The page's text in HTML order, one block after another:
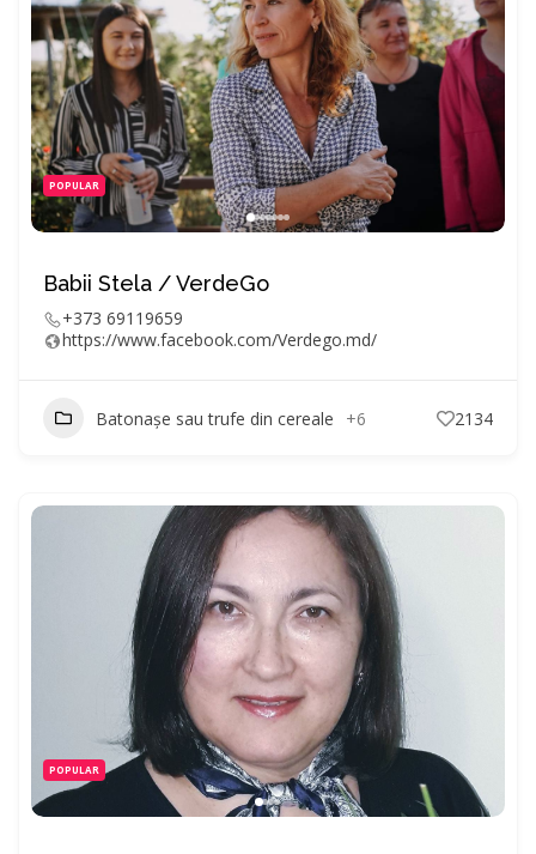
POPULAR
Babii Stela / VerdeGo
+373 69119659
https://www.facebook.com/Verdego.md/
Batonașe sau trufe din cereale +6 2134
POPULAR